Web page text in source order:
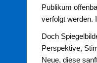
Publikum
verfolgt werden.
Doch
Perspektive,
Neue, diese